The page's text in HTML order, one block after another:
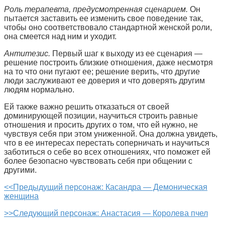
Роль терапевта, предусмотренная сценарием. Он
пытается заставить ее изменить свое поведение так,
чтобы оно соответствовало стандартной женской роли,
она смеется над ним и уходит.
Антитезис. Первый шаг к выходу из ее сценария —
решение построить близкие отношения, даже несмотря
на то что они пугают ее; решение верить, что другие
люди заслуживают ее доверия и что доверять другим
людям нормально.
Ей также важно решить отказаться от своей
доминирующей позиции, научиться строить равные
отношения и просить других о том, что ей нужно, не
чувствуя себя при этом униженной. Она должна увидеть,
что в ее интересах перестать соперничать и научиться
заботиться о себе во всех отношениях, что поможет ей
более безопасно чувствовать себя при общении с
другими.
<<Предыдущий персонаж: Касандра — Демоническая
женщина
>>Следующий персонаж: Анастасия — Королева пчел